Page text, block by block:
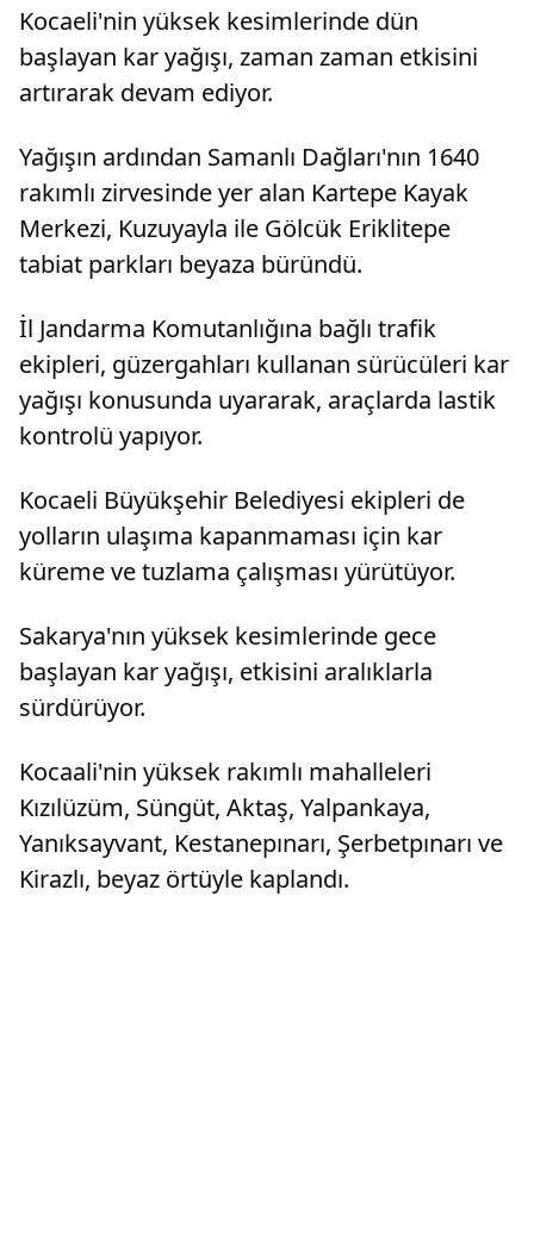
Programı kapsamında deste...
Kocaeli'nin yüksek kesimlerinde dün
başlayan kar yağışı, zaman zaman etkisini
artırarak devam ediyor.
Yağışın ardından Samanlı Dağları'nın 1640
rakımlı zirvesinde yer alan Kartepe Kayak
Merkezi, Kuzuyayla ile Gölcük Eriklitepe
tabiat parkları beyaza büründü.
İl Jandarma Komutanlığına bağlı trafik
ekipleri, güzergahları kullanan sürücüleri kar
yağışı konusunda uyararak, araçlarda lastik
kontrolü yapıyor.
Kocaeli Büyükşehir Belediyesi ekipleri de
yolların ulaşıma kapanmaması için kar
küreme ve tuzlama çalışması yürütüyor.
Sakarya'nın yüksek kesimlerinde gece
başlayan kar yağışı, etkisini aralıklarla
sürdürüyor.
Kocaali'nin yüksek rakımlı mahalleleri
Kızılüzüm, Süngüt, Aktaş, Yalpankaya,
Yanıksayvant, Kestanepınarı, Şerbetpınarı ve
Kirazlı, beyaz örtüyle kaplandı.